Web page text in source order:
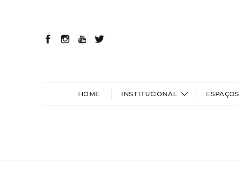
HOME INSTITUCIONAL ESPAÇOS